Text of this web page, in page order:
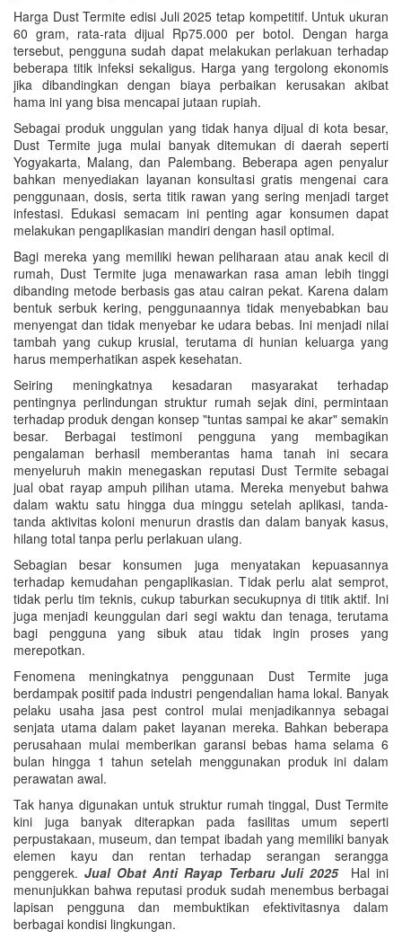
Harga Dust Termite edisi Juli 2025 tetap kompetitif. Untuk ukuran
60 gram, rata-rata dijual Rp75.000 per botol. Dengan harga
tersebut, pengguna sudah dapat melakukan perlakuan terhadap
beberapa titik infeksi sekaligus. Harga yang tergolong ekonomis
jika dibandingkan dengan biaya perbaikan kerusakan akibat
hama ini yang bisa mencapai jutaan rupiah.
Sebagai produk unggulan yang tidak hanya dijual di kota besar,
Dust Termite juga mulai banyak ditemukan di daerah seperti
Yogyakarta, Malang, dan Palembang. Beberapa agen penyalur
bahkan menyediakan layanan konsultasi gratis mengenai cara
penggunaan, dosis, serta titik rawan yang sering menjadi target
infestasi. Edukasi semacam ini penting agar konsumen dapat
melakukan pengaplikasian mandiri dengan hasil optimal.
Bagi mereka yang memiliki hewan peliharaan atau anak kecil di
rumah, Dust Termite juga menawarkan rasa aman lebih tinggi
dibanding metode berbasis gas atau cairan pekat. Karena dalam
bentuk serbuk kering, penggunaannya tidak menyebabkan bau
menyengat dan tidak menyebar ke udara bebas. Ini menjadi nilai
tambah yang cukup krusial, terutama di hunian keluarga yang
harus memperhatikan aspek kesehatan.
Seiring meningkatnya kesadaran masyarakat terhadap
pentingnya perlindungan struktur rumah sejak dini, permintaan
terhadap produk dengan konsep "tuntas sampai ke akar" semakin
besar. Berbagai testimoni pengguna yang membagikan
pengalaman berhasil memberantas hama tanah ini secara
menyeluruh makin menegaskan reputasi Dust Termite sebagai
jual obat rayap ampuh pilihan utama. Mereka menyebut bahwa
dalam waktu satu hingga dua minggu setelah aplikasi, tanda-
tanda aktivitas koloni menurun drastis dan dalam banyak kasus,
hilang total tanpa perlu perlakuan ulang.
Sebagian besar konsumen juga menyatakan kepuasannya
terhadap kemudahan pengaplikasian. Tidak perlu alat semprot,
tidak perlu tim teknis, cukup taburkan secukupnya di titik aktif. Ini
juga menjadi keunggulan dari segi waktu dan tenaga, terutama
bagi pengguna yang sibuk atau tidak ingin proses yang
merepotkan.
Fenomena meningkatnya penggunaan Dust Termite juga
berdampak positif pada industri pengendalian hama lokal. Banyak
pelaku usaha jasa pest control mulai menjadikannya sebagai
senjata utama dalam paket layanan mereka. Bahkan beberapa
perusahaan mulai memberikan garansi bebas hama selama 6
bulan hingga 1 tahun setelah menggunakan produk ini dalam
perawatan awal.
Tak hanya digunakan untuk struktur rumah tinggal, Dust Termite
kini juga banyak diterapkan pada fasilitas umum seperti
perpustakaan, museum, dan tempat ibadah yang memiliki banyak
elemen kayu dan rentan terhadap serangan serangga
penggerek. Jual Obat Anti Rayap Terbaru Juli 2025Hal ini
menunjukkan bahwa reputasi produk sudah menembus berbagai
lapisan pengguna dan membuktikan efektivitasnya dalam
berbagai kondisi lingkungan.